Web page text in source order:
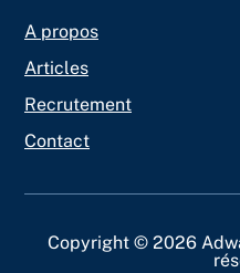
A propos
Articles
Recrutement
Contact
Copyright © 2026